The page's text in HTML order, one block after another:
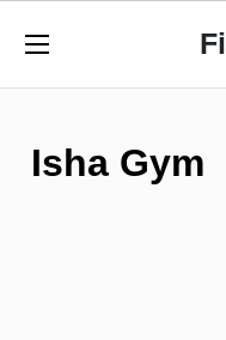
Isha Gym